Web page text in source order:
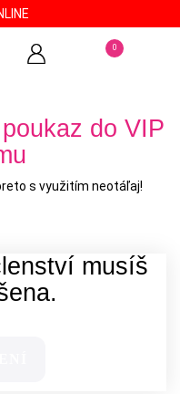
0
do VIP
s využitím neotáľaj!
musíš